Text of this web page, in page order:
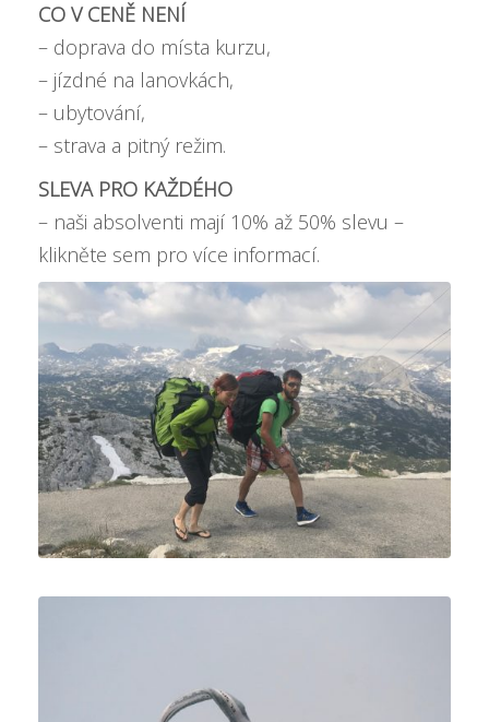
CO V CENĚ NENÍ
– doprava do místa kurzu,
– jízdné na lanovkách,
– ubytování,
– strava a pitný režim.
SLEVA PRO KAŽDÉHO
– naši absolventi mají 10% až 50% slevu –
klikněte sem pro více informací.